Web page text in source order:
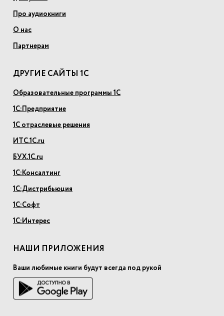
Про аудиокниги
О нас
Партнерам
ДРУГИЕ САЙТЫ 1С
Образовательные программы 1С
1С:Предприятие
1С отраслевые решения
ИТС.1С.ru
БУХ.1С.ru
1С:Консалтинг
1С:Дистрибьюция
1С:Софт
1С:Интерес
НАШИ ПРИЛОЖЕНИЯ
Ваши любимые книги будут всегда под рукой